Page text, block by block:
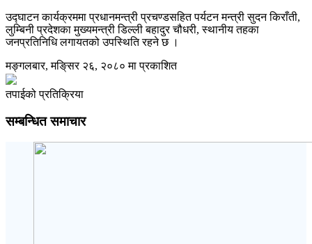
उद्घाटन कार्यक्रममा प्रधानमन्त्री प्रचण्डसहित पर्यटन मन्त्री सुदन किराँती,
लुम्बिनी प्रदेशका मुख्यमन्त्री डिल्ली बहादुर चौधरी, स्थानीय तहका
जनप्रतिनिधि लगायतको उपस्थिति रहने छ ।
मङ्गलबार, मङि्सर २६, २०८० मा प्रकाशित
तपाईको प्रतिक्रिया
सम्बन्धित समाचार